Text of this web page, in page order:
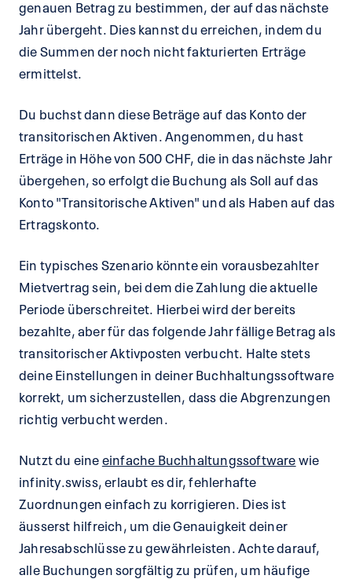
genauen Betrag zu bestimmen, der auf das nächste
Jahr übergeht. Dies kannst du erreichen, indem du
die Summen der noch nicht fakturierten Erträge
ermittelst.
Du buchst dann diese Beträge auf das Konto der
transitorischen Aktiven. Angenommen, du hast
Erträge in Höhe von 500 CHF, die in das nächste Jahr
übergehen, so erfolgt die Buchung als Soll auf das
Konto "Transitorische Aktiven" und als Haben auf das
Ertragskonto.
Ein typisches Szenario könnte ein vorausbezahlter
Mietvertrag sein, bei dem die Zahlung die aktuelle
Periode überschreitet. Hierbei wird der bereits
bezahlte, aber für das folgende Jahr fällige Betrag als
transitorischer Aktivposten verbucht. Halte stets
deine Einstellungen in deiner Buchhaltungssoftware
korrekt, um sicherzustellen, dass die Abgrenzungen
richtig verbucht werden.
Nutzt du eineeinfache Buchhaltungssoftwarewie
infinity.swiss, erlaubt es dir, fehlerhafte
Zuordnungen einfach zu korrigieren. Dies ist
äusserst hilfreich, um die Genauigkeit deiner
Jahresabschlüsse zu gewährleisten. Achte darauf,
alle Buchungen sorgfältig zu prüfen, um häufige